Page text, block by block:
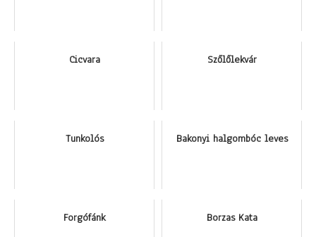
Cicvara Szőlőlekvár
Tunkolós Bakonyi halgombóc leves
Forgófánk Borzas Kata